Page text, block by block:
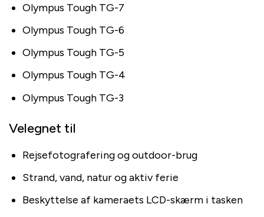
Olympus Tough TG-7
Olympus Tough TG-6
Olympus Tough TG-5
Olympus Tough TG-4
Olympus Tough TG-3
Velegnet til
Rejsefotografering og outdoor-brug
Strand, vand, natur og aktiv ferie
Beskyttelse af kameraets LCD-skærm i tasken